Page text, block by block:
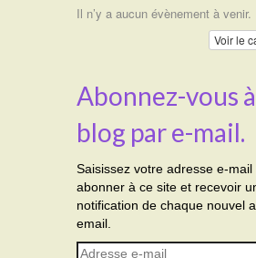
Il n’y a aucun évènement à venir.
Voir le
Abonnez-vous
blog par e-mail.
Saisissez votre adresse e-mail
abonner à ce site et recevoir
notification de chaque nouvel
email.
Adresse